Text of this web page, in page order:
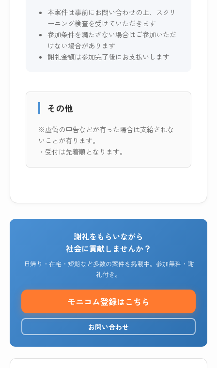
本案件は事前にお問い合わせの上、スクリ
ーニング検査を受けていただきます
参加条件を満たさない場合はご参加いただ
けない場合があります
謝礼金額は参加完了後にお支払いします
その他
※虚偽の申告などが有った場合は支給されな
いことが有ります。
・受付は先着順となります。
謝礼をもらいながら
社会に貢献しませんか？
日帰り・在宅・短期など多数の案件を掲載中。参加無料・謝
礼付き。
モニコム登録はこちら
お問い合わせ